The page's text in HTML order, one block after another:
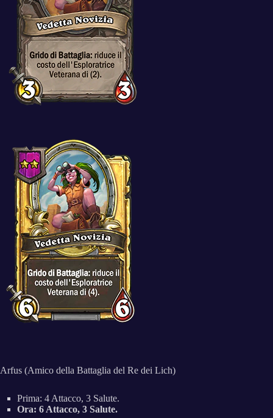
Arfus (Amico della Battaglia del Re dei Lich)
Prima: 4 Attacco, 3 Salute.
Ora: 6 Attacco, 3 Salute.